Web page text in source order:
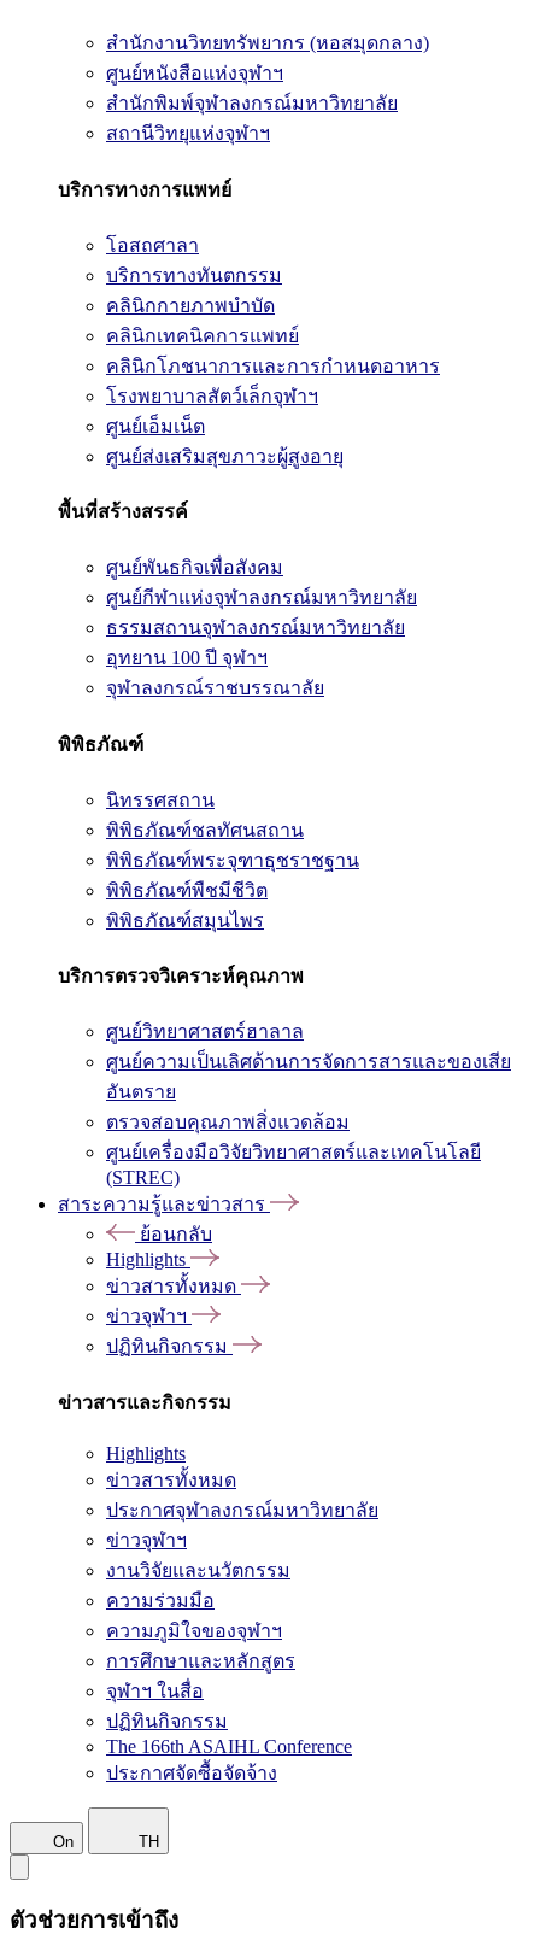
สำนักงานวิทยทรัพยากร (หอสมุดกลาง)
ศูนย์หนังสือแห่งจุฬาฯ
สำนักพิมพ์จุฬาลงกรณ์มหาวิทยาลัย
สถานีวิทยุแห่งจุฬาฯ
บริการทางการแพทย์
โอสถศาลา
บริการทางทันตกรรม
คลินิกกายภาพบำบัด
คลินิกเทคนิคการแพทย์
คลินิกโภชนาการและการกำหนดอาหาร
โรงพยาบาลสัตว์เล็กจุฬาฯ
ศูนย์เอ็มเน็ต
ศูนย์ส่งเสริมสุขภาวะผู้สูงอายุ
พื้นที่สร้างสรรค์
ศูนย์พันธกิจเพื่อสังคม
ศูนย์กีฬาแห่งจุฬาลงกรณ์มหาวิทยาลัย
ธรรมสถานจุฬาลงกรณ์มหาวิทยาลัย
อุทยาน 100 ปี จุฬาฯ
จุฬาลงกรณ์ราชบรรณาลัย
พิพิธภัณฑ์
นิทรรศสถาน
พิพิธภัณฑ์ชลทัศนสถาน
พิพิธภัณฑ์พระจุฑาธุชราชฐาน
พิพิธภัณฑ์พืชมีชีวิต
พิพิธภัณฑ์สมุนไพร
บริการตรวจวิเคราะห์คุณภาพ
ศูนย์วิทยาศาสตร์ฮาลาล
ศูนย์ความเป็นเลิศด้านการจัดการสารและของเสีย
อันตราย
ตรวจสอบคุณภาพสิ่งแวดล้อม
ศูนย์เครื่องมือวิจัยวิทยาศาสตร์และเทคโนโลยี
(STREC)
สาระความรู้และข่าวสาร
ย้อนกลับ
Highlights
ข่าวสารทั้งหมด
ข่าวจุฬาฯ
ปฏิทินกิจกรรม
ข่าวสารและกิจกรรม
Highlights
ข่าวสารทั้งหมด
ประกาศจุฬาลงกรณ์มหาวิทยาลัย
ข่าวจุฬาฯ
งานวิจัยและนวัตกรรม
ความร่วมมือ
ความภูมิใจของจุฬาฯ
การศึกษาและหลักสูตร
จุฬาฯ ในสื่อ
ปฏิทินกิจกรรม
The 166th ASAIHL Conference
ประกาศจัดซื้อจัดจ้าง
On TH
ตัวช่วยการเข้าถึง